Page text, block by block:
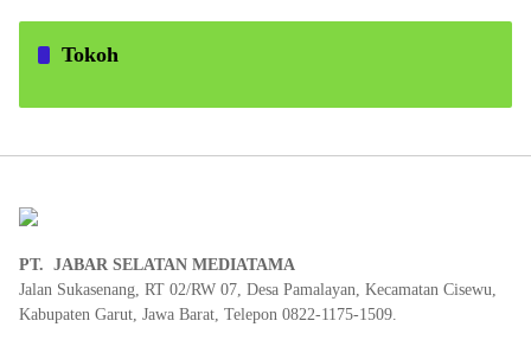
Tokoh
PT. JABAR SELATAN MEDIATAMA
Jalan Sukasenang, RT 02/RW 07, Desa Pamalayan, Kecamatan Cisewu,
Kabupaten Garut, Jawa Barat, Telepon 0822-1175-1509.